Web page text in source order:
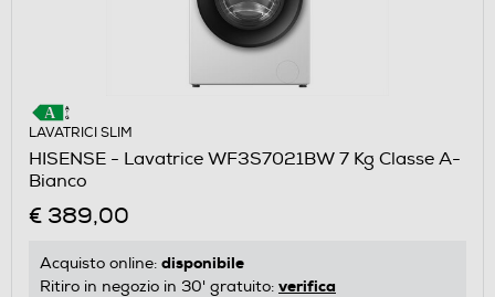
LAVATRICI SLIM
HISENSE - Lavatrice WF3S7021BW 7 Kg Classe A-
Bianco
€ 389,00
Acquisto online: disponibile
Ritiro in negozio in 30' gratuito: verifica